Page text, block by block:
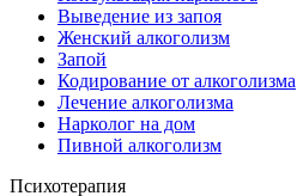
Выведение из запоя
Женский алкоголизм
Запой
Кодирование от алкоголизма
Лечение алкоголизма
Нарколог на дом
Пивной алкоголизм
Психотерапия